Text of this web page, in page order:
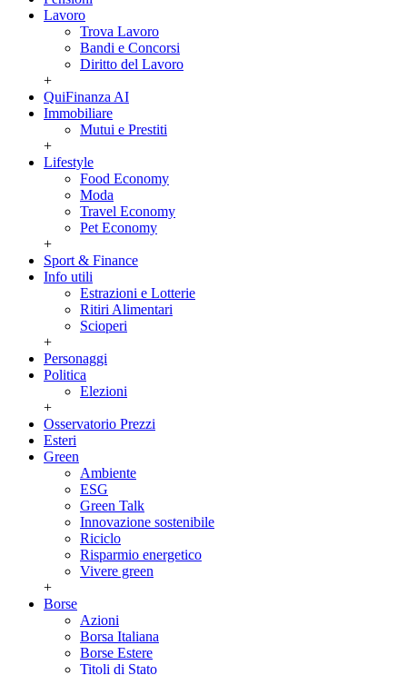
Lavoro
Trova Lavoro
Bandi e Concorsi
Diritto del Lavoro
+
QuiFinanza AI
Immobiliare
Mutui e Prestiti
+
Lifestyle
Food Economy
Moda
Travel Economy
Pet Economy
+
Sport & Finance
Info utili
Estrazioni e Lotterie
Ritiri Alimentari
Scioperi
+
Personaggi
Politica
Elezioni
+
Osservatorio Prezzi
Esteri
Green
Ambiente
ESG
Green Talk
Innovazione sostenibile
Riciclo
Risparmio energetico
Vivere green
+
Borse
Azioni
Borsa Italiana
Borse Estere
Titoli di Stato